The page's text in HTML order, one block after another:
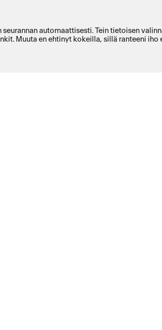
automaattisesti. Tein tietoisen
Muuta en ehtinyt kokeilla, sillä ranteeni